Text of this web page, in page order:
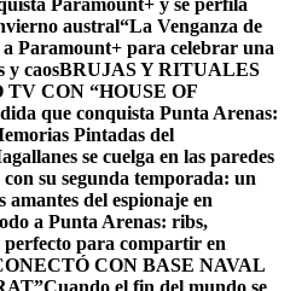
Paramount+ y se perfila
austral“La Venganza de
Paramount+ para celebrar una
y caosBRUJAS Y RITUALES
CON “HOUSE OF
que conquista Punta Arenas:
Pintadas del
se cuelga en las paredes
su segunda temporada: un
del espionaje en
a Punta Arenas: ribs,
para compartir en
CON BASE NAVAL